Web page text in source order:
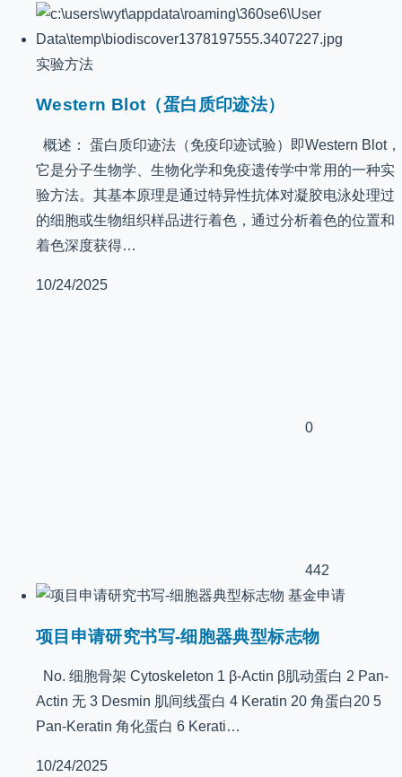
实验方法
Western Blot（蛋白质印迹法）
概述： 蛋白质印迹法（免疫印迹试验）即Western Blot，
它是分子生物学、生物化学和免疫遗传学中常用的一种实
验方法。其基本原理是通过特异性抗体对凝胶电泳处理过
的细胞或生物组织样品进行着色，通过分析着色的位置和
着色深度获得…
10/24/2025
0
442
基金申请
项目申请研究书写-细胞器典型标志物
No. 细胞骨架 Cytoskeleton 1 β-Actin β肌动蛋白 2 Pan-
Actin 无 3 Desmin 肌间线蛋白 4 Keratin 20 角蛋白20 5
Pan-Keratin 角化蛋白 6 Kerati…
10/24/2025